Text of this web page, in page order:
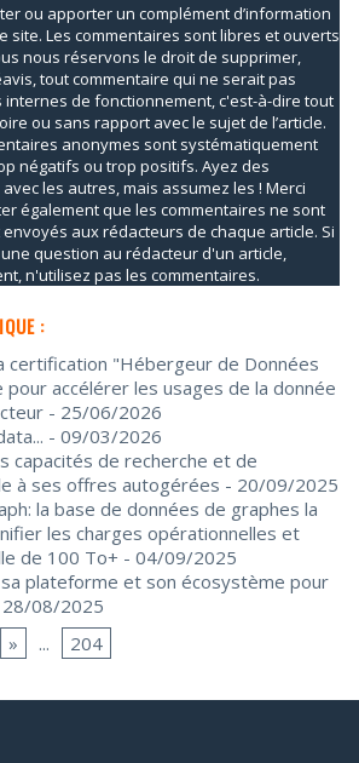
ou apporter un complément d’information
site. Les commentaires sont libres et ouverts
nous réservons le droit de supprimer,
tout commentaire qui ne serait pas
de fonctionnement, c'est-à-dire tout
ou sans rapport avec le sujet de l’article.
anonymes sont systématiquement
négatifs ou trop positifs. Ayez des
les autres, mais assumez les ! Merci
également que les commentaires ne sont
aux rédacteurs de chaque article. Si
question au rédacteur d'un article,
n'utilisez pas les commentaires.
:
certification "Hébergeur de Données
pour accélérer les usages de la donnée
- 25/06/2026
- 09/03/2026
capacités de recherche et de
à ses offres autogérées - 20/09/2025
la base de données de graphes la
les charges opérationnelles et
de 100 To+ - 04/09/2025
plateforme et son écosystème pour
08/2025
» ... 204